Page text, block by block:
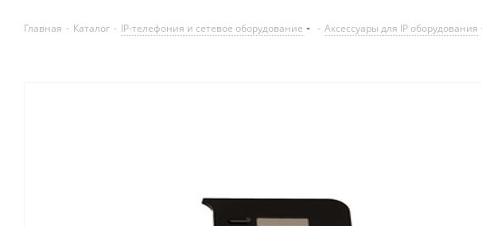
Главная - Каталог - IP-телефония и сетевое оборудование - Аксессуары для IP оборудования